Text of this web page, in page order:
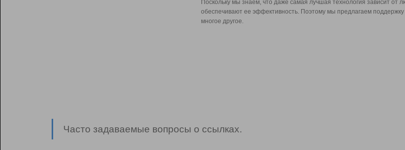
Поскольку мы знаем, что даже самая лучшая технология зависит от
обеспечивают ее эффективность. Поэтому мы предлагаем
многое другое.
Часто задаваемые вопросы о ссылках.